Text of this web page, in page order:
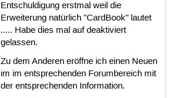
Entschuldigung erstmal weil die
Erweiterung natürlich "CardBook" lautet
..... Habe dies mal auf deaktiviert
gelassen.
Zu dem Anderen eröffne ich einen Neuen
im im entsprechenden Forumbereich mit
der entsprechenden Information.